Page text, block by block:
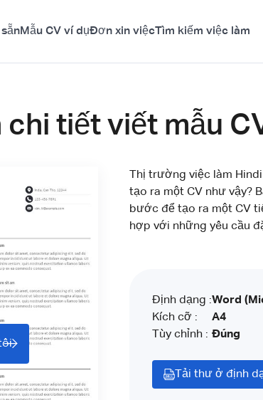
Mẫu CV ví dụĐơn xin việcTìm kiếm việc làm
chi tiết viết mẫu
Thị trường việc làm
tạo ra một CV như vậy?
bước để tạo ra một CV
hợp với những yêu cầu
Định dạng :
Kích cỡ :
Tùy chỉnh :
Word
A4
Đúng
Tải thư ở định